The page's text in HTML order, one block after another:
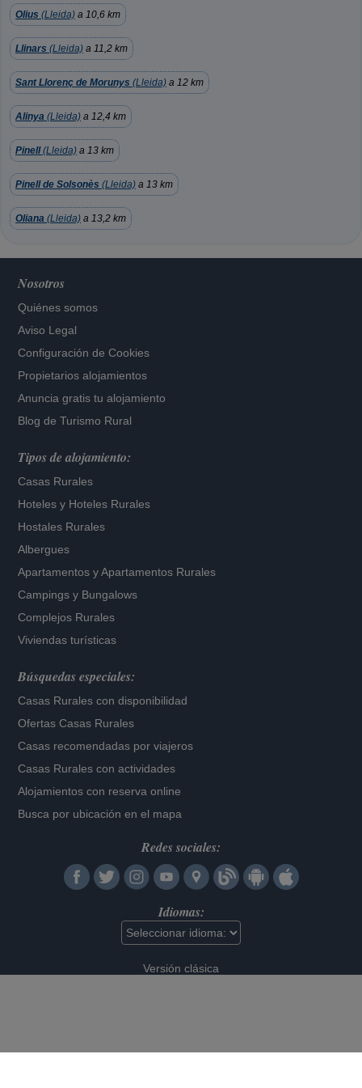
Olius (Lleida) a 10,6 km
Llinars (Lleida) a 11,2 km
Sant Llorenç de Morunys (Lleida) a 12 km
Alinya (Lleida) a 12,4 km
Pinell(Lleida) a 13 km
Pinell de Solsonès (Lleida) a 13 km
Oliana (Lleida) a 13,2 km
Nosotros
Quiénes somos
Aviso Legal
Configuración de Cookies
Propietarios alojamientos
Anuncia gratis tu alojamiento
Blog de Turismo Rural
Tipos de alojamiento:
Casas Rurales
Hoteles y Hoteles Rurales
Hostales Rurales
Albergues
Apartamentos yApartamentos Rurales
Campings y Bungalows
Complejos Rurales
Viviendas turísticas
Búsquedas especiales:
Casas Rurales con disponibilidad
Ofertas Casas Rurales
Casas recomendadas por viajeros
Casas Rurales con actividades
Alojamientos con reserva online
Busca por ubicación en el mapa
Redes sociales:
Idiomas:
Versión clásica